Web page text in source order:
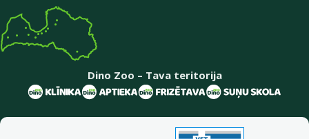
Dino Zoo – Tava teritorija